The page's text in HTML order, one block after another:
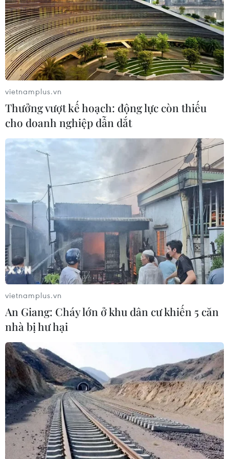
02/08/2026 05:58
Giao chỉ tiêu bao phủ bảo hiểm y tế
toàn quốc đạt 100% vào năm 2030
02/08/2026 04:54
Tạo đột phá từ y tế cơ sở đến phát
triển nguồn nhân lực
02/08/2026 03:25
Báo động cận thị học đường khi
nhiều trẻ giảm thị lực từ rất sớm
01/08/2026 09:31
Thành phố Hồ Chí Minh phát triển
hệ thống y tế đa tầng, đồng bộ, thống
nhất
01/08/2026 09:14
Gia Lai xác thực 99,8% dữ liệu bảo
hiểm
01/08/2026 07:05
Bộ Y tế : Trên 22% người trưởng
thành thiếu vận động thể lực
31/07/2026 04:10
vietnamplus.vn
Thưởng vượt kế hoạch: động lực còn thiếu
cho doanh nghiệp dẫn dắt
vietnamplus.vn
An Giang: Cháy lớn ở khu dân cư khiến 5 căn
nhà bị hư hại